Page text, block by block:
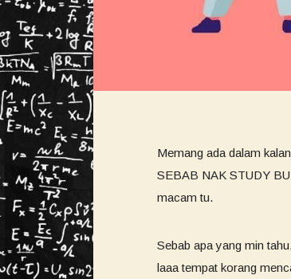
Memang ada dalam
SEBAB NAK STUDY
macam tu.
Sebab apa yang min
laaa tempat korang